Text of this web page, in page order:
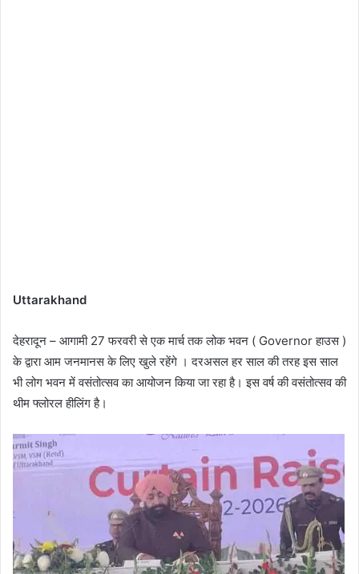
Uttarakhand
देहरादून – आगामी 27 फरवरी से एक मार्च तक लोक भवन ( Governor हाउस )
के द्वारा आम जनमानस के लिए खुले रहेंगे । दरअसल हर साल की तरह इस साल
भी लोग भवन में वसंतोत्सव का आयोजन किया जा रहा है। इस वर्ष की वसंतोत्सव की
थीम फ्लोरल हीलिंग है।